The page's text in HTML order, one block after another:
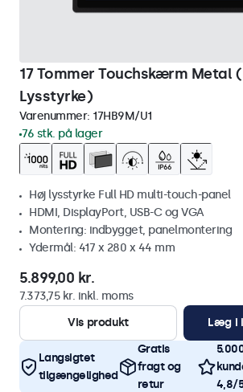
17 Tommer Touchskærm Metal
Lysstyrke)
Varenummer: 17HB9M/U1
76 stk. på lager
Høj lysstyrke Full HD multi-touch-panel
HDMI, DisplayPort, USB-C og VGA
Montering: indbygget, panelmontering
Ydermål: 417 x 280 x 44 mm
5.899,00 kr.
7.373,75 kr. inkl. moms
Vis produkt
Læg i
Langsigtet
tilgængelighed
Gratis
fragt og
retur
4,8/